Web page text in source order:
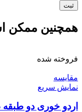
همچنین ممکن
فروخته شده
مقايسه
نمایش سریع
اردو خوری دو